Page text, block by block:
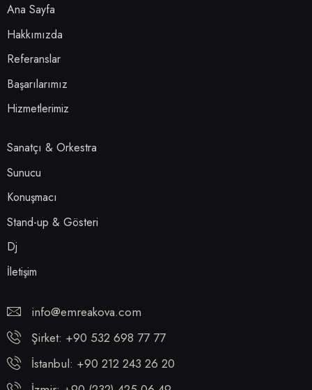
Ana Sayfa
Hakkımızda
Referanslar
Başarılarımız
Hizmetlerimiz
Sanatçı & Orkestra
Sunucu
Konuşmacı
Stand-up & Gösteri
Dj
İletişim
info@emreakova.com
Şirket: +90 532 698 77 77
İstanbul: +90 212 243 26 20